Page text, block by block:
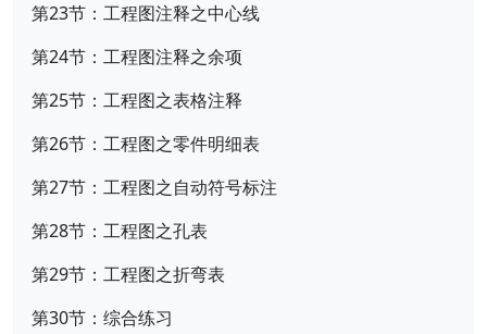
第23节：工程图注释之中心线
第24节：工程图注释之余项
第25节：工程图之表格注释
第26节：工程图之零件明细表
第27节：工程图之自动符号标注
第28节：工程图之孔表
第29节：工程图之折弯表
第30节：综合练习